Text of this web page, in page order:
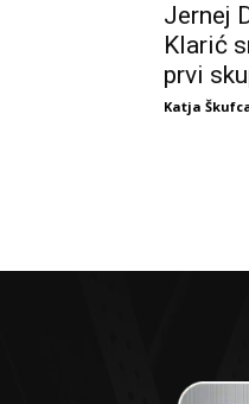
Jernej
Klarić
prvi
Katja